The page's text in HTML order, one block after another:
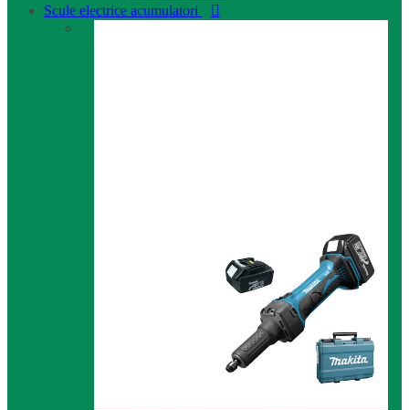
Scule electrice acumulatori